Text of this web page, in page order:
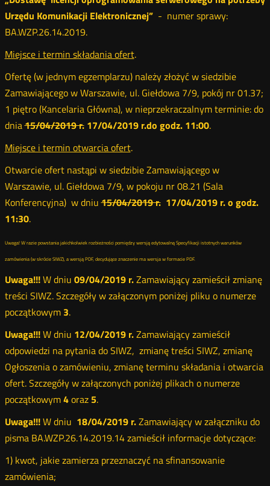
Urzędu Komunikacji Elektronicznej”- numer sprawy:
BA.WZP.26.14.2019.
Miejsce i termin składania ofert.
Ofertę (w jednym egzemplarzu) należy złożyć w siedzibie
Zamawiającego w Warszawie, ul. Giełdowa 7/9, pokój nr 01.37;
1 piętro (Kancelaria Główna), w nieprzekraczalnym terminie: do
dnia15/04/2019 r.17/04/2019 r.do godz. 11:00.
Miejsce i termin otwarcia ofert.
Otwarcie ofert nastąpi w siedzibie Zamawiającego w
Warszawie, ul. Giełdowa 7/9, w pokoju nr 08.21 (Sala
Konferencyjna) w dniu15/04/2019 r.17/04/2019 r. o godz.
11:30.
Uwaga! W razie powstania jakichkolwiek rozbieżności pomiędzy wersją edytowalną Specyfikacji istotnych warunków
zamówienia (w skrócie SIWZ), a wersją PDF, decydujące znaczenie ma wersja w formacie PDF.
Uwaga!!!W dniu 09/04/2019 r.Zamawiający zamieścił zmianę
treści SIWZ. Szczegóły w załączonym poniżej pliku o numerze
początkowym 3.
Uwaga!!!W dniu 12/04/2019 r.Zamawiający zamieścił
odpowiedzi na pytania do SIWZ, zmianę treści SIWZ, zmianę
Ogłoszenia o zamówieniu, zmianę terminu składania i otwarcia
ofert. Szczegóły w załączonych poniżej plikach o numerze
początkowym4oraz 5.
Uwaga!!!W dniu 18/04/2019 r.Zamawiający w załączniku do
pisma BA.WZP.26.14.2019.14 zamieścił informacje dotyczące:
1) kwot, jakie zamierza przeznaczyć na sfinansowanie
zamówienia;